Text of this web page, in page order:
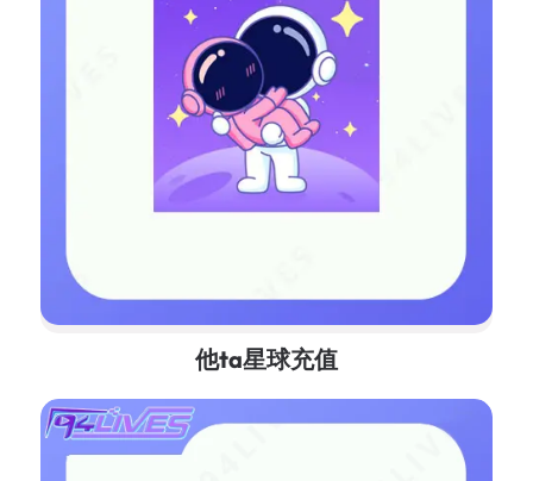
他ta星球充值